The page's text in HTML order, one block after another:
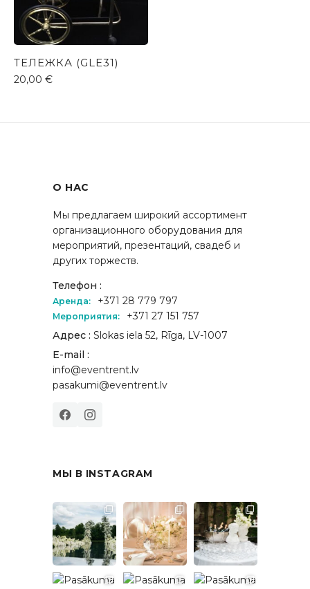
ТЕЛЕЖКА (GLE31)
20,00 €
О НАС
Мы предлагаем широкий ассортимент
организационного оборудования для
мероприятий, презентаций, свадеб и
других торжеств.
Телефон :
Аренда: +371 28 779 797
Мероприятия:
+371 27 151 757
Адрес : Slokas iela 52, Rīga, LV-1007
E-mail :
info@eventrent.lv
pasakumi@eventrent.lv
МЫ В INSTAGRAM